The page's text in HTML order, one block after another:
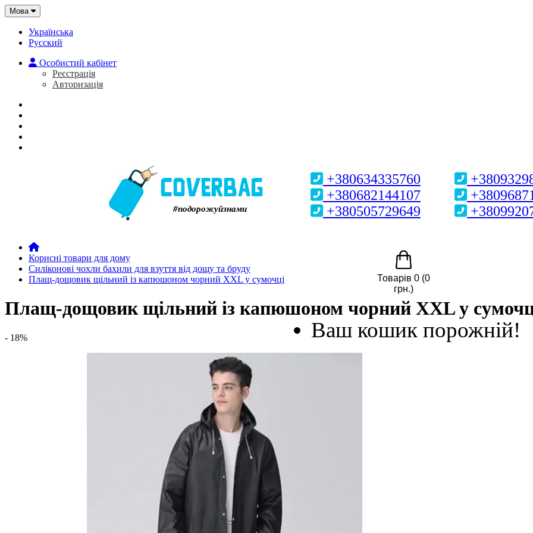
Мова
Українська
Русский
Особистий кабінет
Реєстрація
Авторизація
#подорожуйзнами
+380634335760
+380682144107
+380505729649
Товарів 0 (0
грн.)
Ваш кошик порожній!
Корисні товари для дому
Силіконові чохли бахили для взуття від дощу та бруду
Плащ-дощовик щільний із капюшоном чорний XХL у сумочці
Плащ-дощовик щільний із капюшоном чорний ХХL у
- 18%